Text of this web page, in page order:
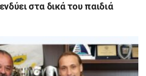
στα δικά του παιδιά